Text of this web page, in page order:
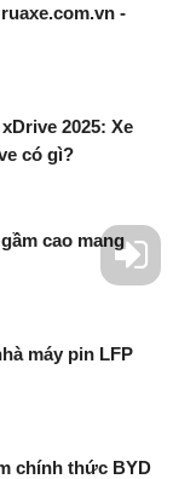
-
2025: Xe
có gì?
cao mang
máy pin LFP
chính thức BYD